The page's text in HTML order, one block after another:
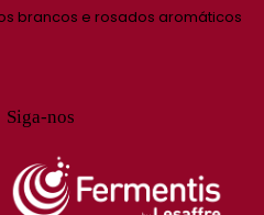
brancos e rosados aromáticos
Siga-nos